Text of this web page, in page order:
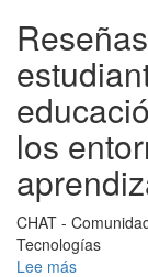
de
enseñanza
superior
los
CHAT -
Tecnologías
Lee más